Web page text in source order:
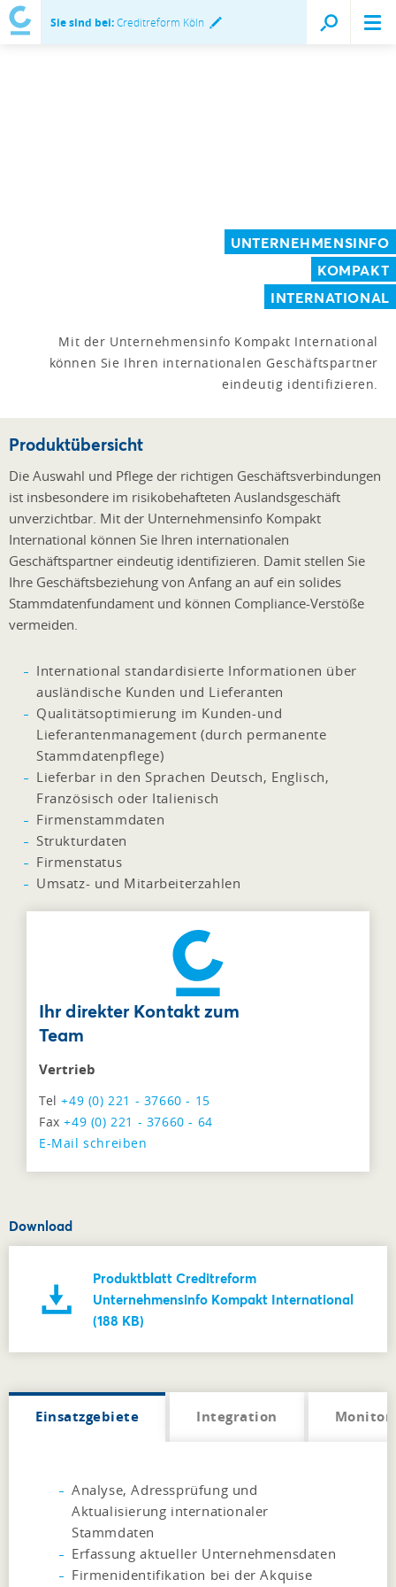
Sie sind bei:Creditreform Köln
UNTERNEHMENSINFO
KOMPAKT
INTERNATIONAL
Mit der Unternehmensinfo Kompakt International
können Sie Ihren internationalen Geschäftspartner
eindeutig identifizieren.
Produktübersicht
Die Auswahl und Pflege der richtigen Geschäftsverbindungen
ist insbesondere im risikobehafteten Auslandsgeschäft
unverzichtbar. Mit der Unternehmensinfo Kompakt
International können Sie Ihren internationalen
Geschäftspartner eindeutig identifizieren. Damit stellen Sie
Ihre Geschäftsbeziehung von Anfang an auf ein solides
Stammdatenfundament und können Compliance-Verstöße
vermeiden.
International standardisierte Informationen über
ausländische Kunden und Lieferanten
Qualitätsoptimierung im Kunden-und
Lieferantenmanagement (durch permanente
Stammdatenpflege)
Lieferbar in den Sprachen Deutsch, Englisch,
Französisch oder Italienisch
Firmenstammdaten
Strukturdaten
Firmenstatus
Umsatz- und Mitarbeiterzahlen
Ihr direkter Kontakt zum
Team
Vertrieb
Tel+49 (0) 221 - 37660 - 15
Fax+49 (0) 221 - 37660 - 64
E-Mail schreiben
Download
Produktblatt Creditreform
Unternehmensinfo Kompakt International
(188 KB)
Einsatzgebiete Integration
Analyse, Adressprüfung und
Aktualisierung internationaler
Stammdaten
Erfassung aktueller Unternehmensdaten
Firmenidentifikation bei der Akquise